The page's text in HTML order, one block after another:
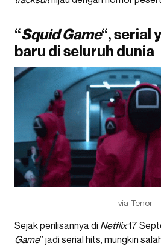
“Squid Game“, serial
baru di seluruh dunia
via Tenor
Sejak perilisannya di Netflix17
Game” jadi serial hits, mungkin